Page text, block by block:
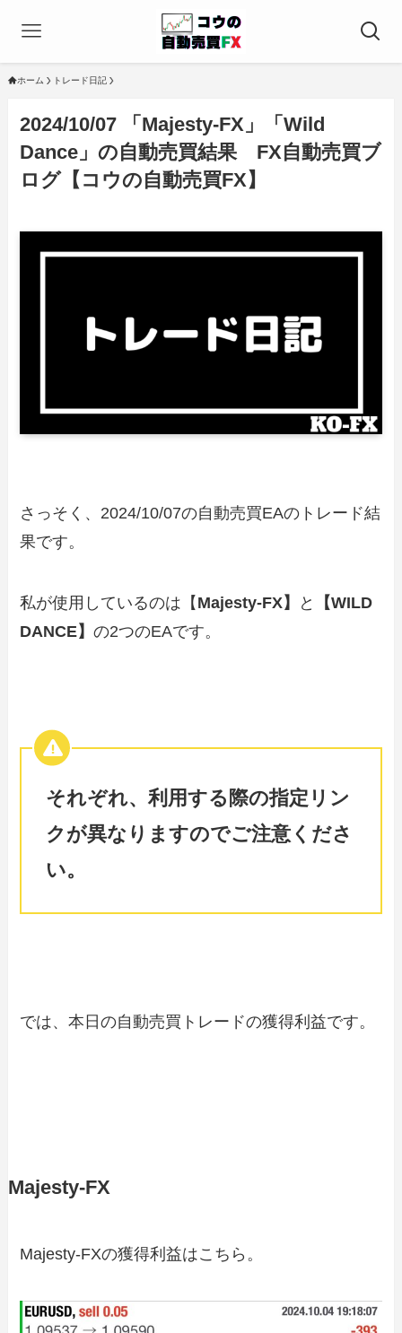
ホーム トレード日記
2024/10/07 「Majesty-FX」「Wild
Dance」の自動売買結果 FX自動売買ブ
ログ【コウの自動売買FX】
さっそく、2024/10/07の自動売買EAのトレード結
果です。
私が使用しているのは【 Majesty-FX】 と
【WILD
DANCE】の2つのEAです。
それぞれ、利用する際の指定リン
クが異なりますのでご注意くださ
い。
では、本日の自動売買トレードの獲得利益です。
Majesty-FX
Majesty-FXの獲得利益はこちら。